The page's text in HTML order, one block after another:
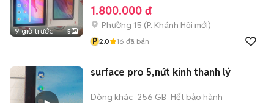
9 giờ trước 5
1.800.000 đ
Phường 15 (P. Khánh Hội mới)
P 2.0 16 đã bán
surface pro 5,nứt kính thanh lý
Dòng khác 256 GB Hết bảo hành